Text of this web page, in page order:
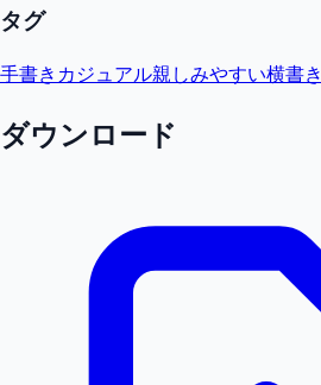
タグ
手書き カジュアル親しみやすい横書き
ダウンロード